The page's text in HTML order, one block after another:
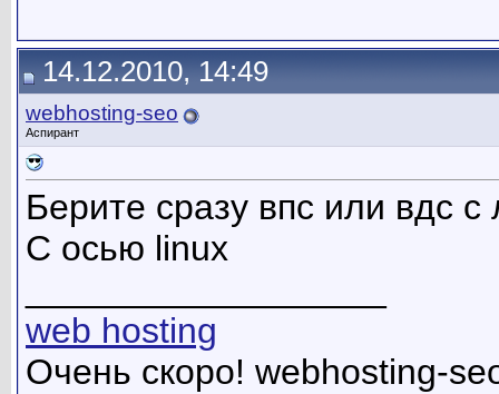
14.12.2010, 14:49
webhosting-seo
Аспирант
Берите сразу впс или вдс
С осью linux
web hosting
Очень скоро! webhosting-